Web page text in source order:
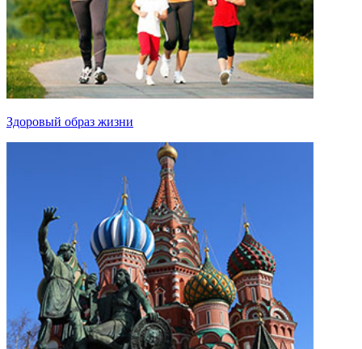
Здоровый образ жизни